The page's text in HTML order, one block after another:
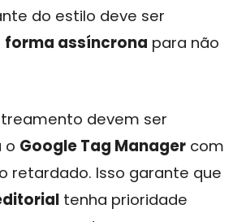
do estilo deve ser
forma assíncrona para não
devem ser
o Google Tag Manager com
retardado. Isso garante que
tenha prioridade